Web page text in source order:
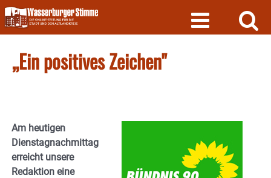
Skip
to
content
„Ein positives Zeichen"
Am heutigen
Dienstagnachmittag
erreicht unsere
Redaktion eine